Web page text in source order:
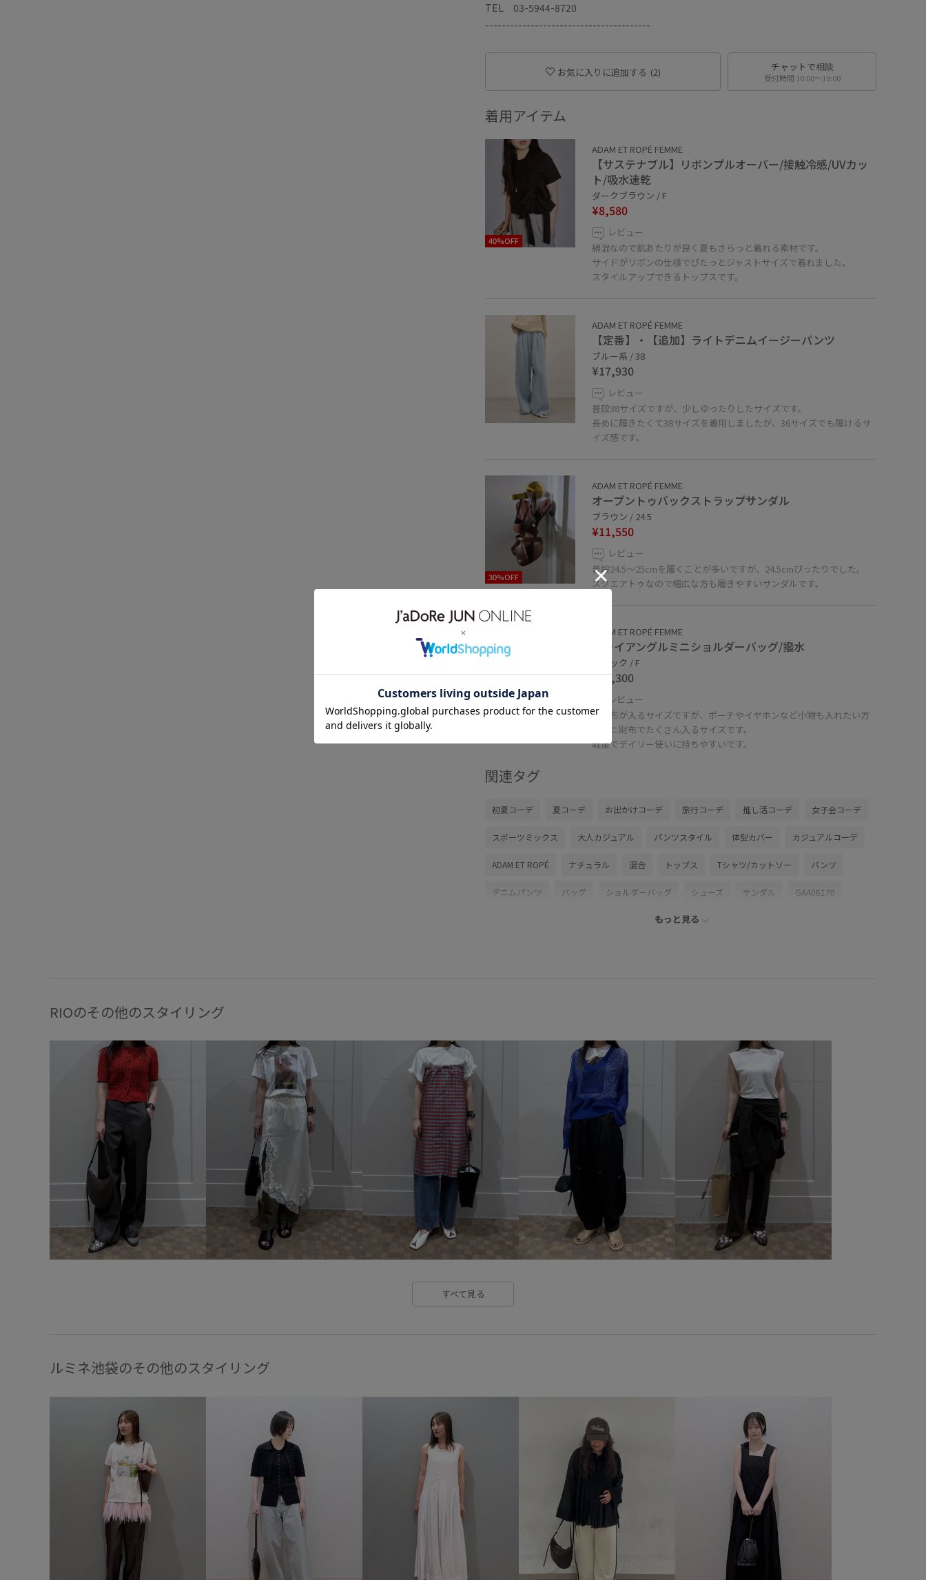
TEL 03-5944-8720
----------------------------------------
お気に入りに追加する (2) チャットで相談
受付時間 10:00〜19:00
着用アイテム
40%OFF
ADAM ET ROPÉ FEMME
【サステナブル】リボンプルオーバー/接触冷感/UVカッ
ト/吸水速乾
ダークブラウン / F
¥8,580
レビュー
綿混なので肌あたりが良く夏もさらっと着れる素材です。
サイドがリボンの仕様でぴたっとジャストサイズで着れました。
スタイルアップできるトップスです。
ADAM ET ROPÉ FEMME
【定番】・【追加】ライトデニムイージーパンツ
ブルー系 / 38
¥17,930
レビュー
普段38サイズですが、少しゆったりしたサイズです。
長めに履きたくて38サイズを着用しましたが、36サイズでも履けるサ
イズ感です。
30%OFF
ADAM ET ROPÉ FEMME
オープントゥバックストラップサンダル
ブラウン / 24.5
¥11,550
レビュー
普段24.5〜25cmを履くことが多いですが、24.5cmぴったりでした。
スクエアトゥなので幅広な方も履きやすいサンダルです。
ADAM ET ROPÉ FEMME
トライアングルミニショルダーバッグ/撥水
ブラック / F
¥14,300
レビュー
長財布が入るサイズですが、ポーチやイヤホンなど小物も入れたい方
はミニ財布でたくさん入るサイズです。
軽量でデイリー使いに持ちやすいです。
関連タグ
初夏コーデ 夏コーデ お出かけコーデ 旅行コーデ 推し活コーデ 女子会コーデ
スポーツミックス 大人カジュアル パンツスタイル 体型カバー カジュアルコーデ
ADAM ET ROPÉ ナチュラル 混合 トップス Tシャツ/カットソー パンツ
デニムパンツ バッグ ショルダーバッグ シューズ サンダル GAA06170
26SS15
カッティング ジャケット スラックス
セットアップ対象商品 デザイントップス
トレンド ハリ感 ブラウス プレーティング
ベーシック ペプラム ポケットがポイント
レザー調 ワイドデニム 伸縮性
合わせやすい 大人っぽい 天竺 安定感 布帛 快適 快適な着心地
撥水アイテム 撥水バッグ 着回しやすい 肌見せ 落ち感 薄手
軽い着心地
もっと見る
RIOのその他のスタイリング
すべて見る
ルミネ池袋のその他のスタイリング